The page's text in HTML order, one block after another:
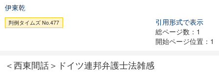
伊東乾
判例タイムズ No.477
引用形式で表示
総ページ数：1
開始ページ位置：1
＜西東間話＞ドイツ連邦弁護士法雑感